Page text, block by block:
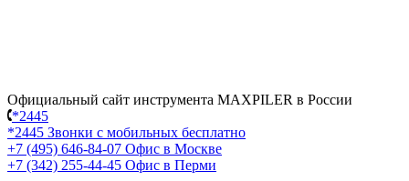
Официальный сайт инструмента MAXPILER в России
*2445
*2445 Звонки с мобильных бесплатно
+7 (495) 646-84-07 Офис в Москве
+7 (342) 255-44-45 Офис в Перми